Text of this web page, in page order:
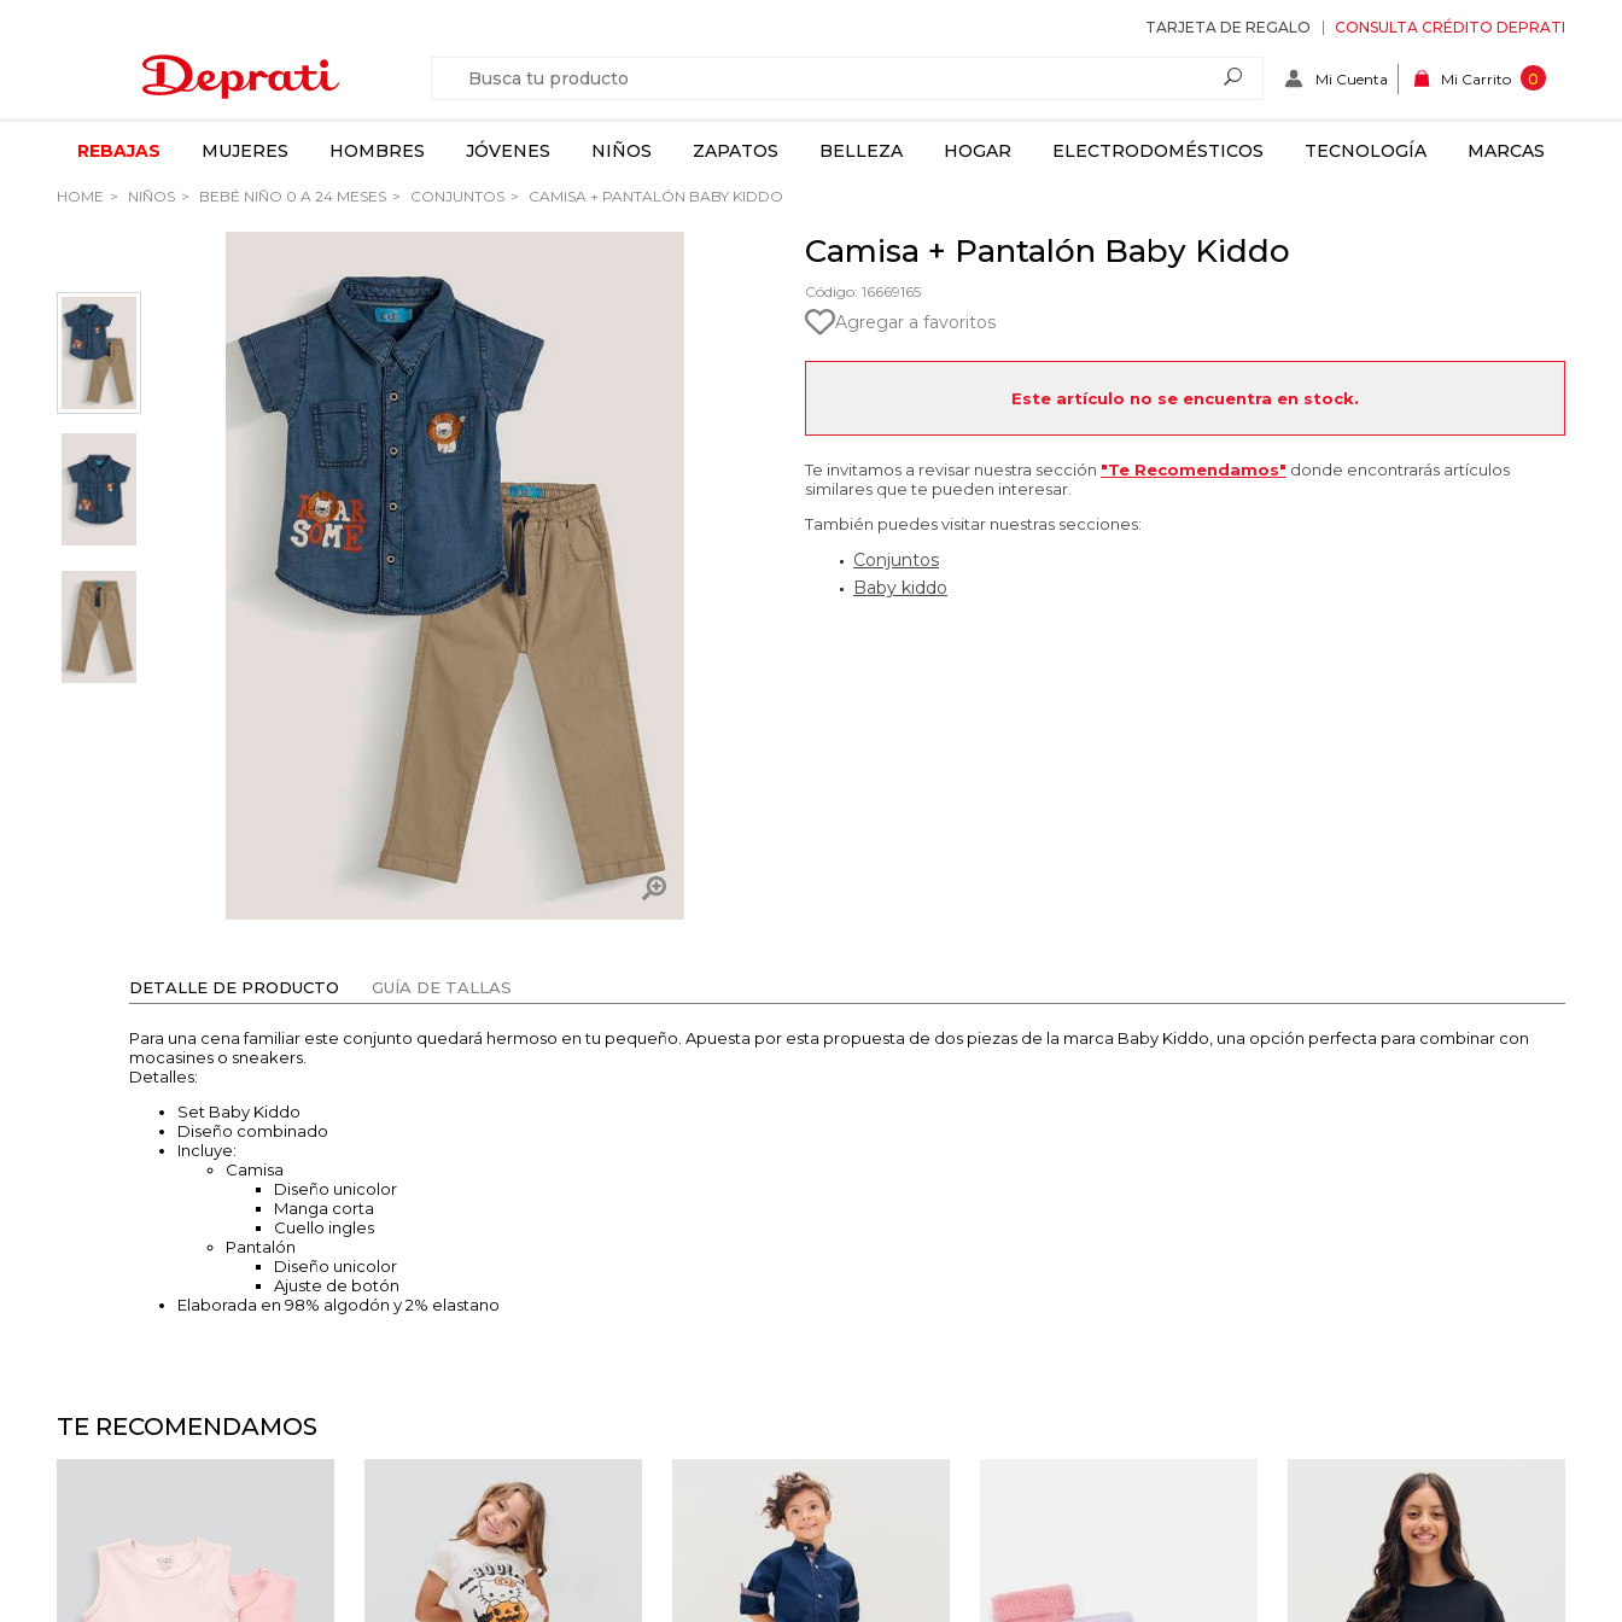
TARJETA DE REGALO CONSULTA CRÉDITO DEPRATI
Mi Cuenta Mi Carrito 0
REBAJAS MUJERES HOMBRES JÓVENES NIÑOS ZAPATOS BELLEZA HOGAR ELECTRODOMÉSTICOS TECNOLOGÍA MARCAS
HOME NIÑOS BEBÉ NIÑO 0 A 24 MESES CONJUNTOS CAMISA + PANTALÓN BABY KIDDO
Camisa + Pantalón Baby Kiddo
Código: 16669165
Agregar a favoritos
Este artículo no se encuentra en stock.
Te invitamos a revisar nuestra sección "Te Recomendamos" donde encontrarás artículos
similares que te pueden interesar.
También puedes visitar nuestras secciones:
Conjuntos
Baby kiddo
DETALLE DE PRODUCTO GUÍA DE TALLAS
Para una cena familiar este conjunto quedará hermoso en tu pequeño. Apuesta por esta propuesta de dos piezas de la marca Baby Kiddo, una opción perfecta para combinar con
mocasines o sneakers.
Detalles:
Set Baby Kiddo
Diseño combinado
Incluye:
Camisa
Diseño unicolor
Manga corta
Cuello ingles
Pantalón
Diseño unicolor
Ajuste de botón
Elaborada en 98% algodón y 2% elastano
TE RECOMENDAMOS